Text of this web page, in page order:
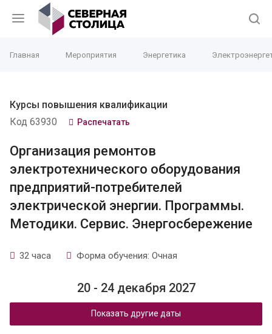
Главная Мероприятия Энергетика
Курсы повышения квалификации
Код 63930
Распечатать
Организация ремонтов
электротехнического оборудования
предприятий-потребителей
электрической энергии. Программы.
Методики. Сервис. Энергосбережение
32 часа Форма обучения: Очная
20 - 24 декабря 2027
Показать другие даты